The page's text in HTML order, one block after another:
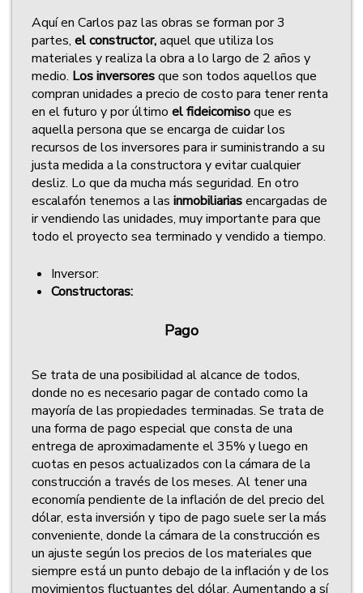
Aquí en Carlos paz las obras se forman por 3
partes, el constructor,aquel que utiliza los
materiales y realiza la obra a lo largo de 2 años y
medio. Los inversoresque son todos aquellos que
compran unidades a precio de costo para tener renta
en el futuro y por último el fideicomisoque es
aquella persona que se encarga de cuidar los
recursos de los inversores para ir suministrando a su
justa medida a la constructora y evitar cualquier
desliz. Lo que da mucha más seguridad. En otro
escalafón tenemos a las inmobiliariasencargadas de
ir vendiendo las unidades, muy importante para que
todo el proyecto sea terminado y vendido a tiempo.
Inversor:
Constructoras:
Pago
Se trata de una posibilidad al alcance de todos,
donde no es necesario pagar de contado como la
mayoría de las propiedades terminadas. Se trata de
una forma de pago especial que consta de una
entrega de aproximadamente el 35% y luego en
cuotas en pesos actualizados con la cámara de la
construcción a través de los meses. Al tener una
economía pendiente de la inflación de del precio del
dólar, esta inversión y tipo de pago suele ser la más
conveniente, donde la cámara de la construcción es
un ajuste según los precios de los materiales que
siempre está un punto debajo de la inflación y de los
movimientos fluctuantes del dólar. Aumentando a sí